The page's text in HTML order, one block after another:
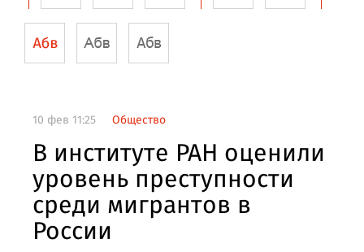
10 фев 11:25 Общество
В институте РАН оценили
уровень преступности
среди мигрантов в
России